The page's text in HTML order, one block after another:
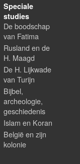
Speciale
studies
De boodschap
van Fatima
Rusland en de
H. Maagd
De H. Lijkwade
van Turijn
Bijbel,
archeologie,
geschiedenis
Islam en Koran
België en zijn
kolonie